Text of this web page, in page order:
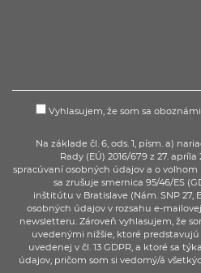
Vyhlasujem, že som sa
Na základe čl. 6, ods. 1, písm. a)
Rady (EÚ) 2016/679 z 27.
spracúvaní osobných údajov a o
sa zrušuje smernica 95/46/ES
inštitútu v Bratislave (Nám. SNP 27,
osobných údajov v rozsahu e-
newsletteru. Zároveň vyhlasujem, že
uvedenými nižšie, ktoré
uvedenej v čl. 13 GDPR, a ktoré sa
údajov, pričom som si vedomý/á